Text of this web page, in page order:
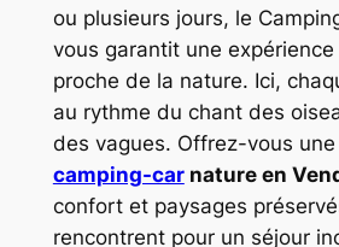
ou plusieurs jours, le
vous garantit une
proche de la nature. Ici,
au rythme du chant des
des vagues. Offrez-vous une
camping-carnature en
confort et paysages
rencontrent pour un séjour